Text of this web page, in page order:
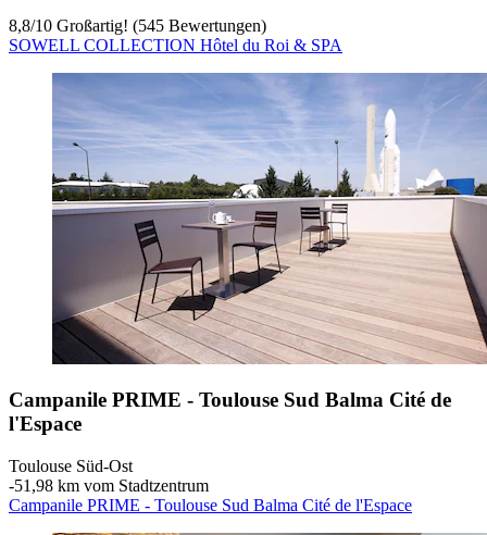
8,8/10 Großartig! (545 Bewertungen)
SOWELL COLLECTION Hôtel du Roi & SPA
Campanile PRIME - Toulouse Sud Balma Cité de
l'Espace
Toulouse Süd-Ost
‐51,98 km vom Stadtzentrum
Campanile PRIME - Toulouse Sud Balma Cité de l'Espace